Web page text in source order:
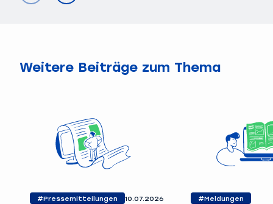
Weitere Beiträge zum Thema
#Pressemitteilungen 10.07.2026 #Meldungen